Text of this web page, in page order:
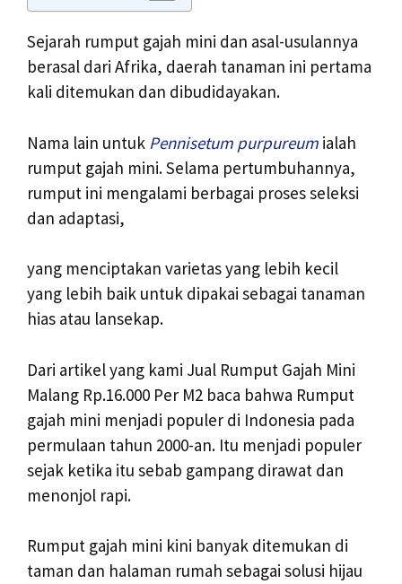
Sejarah rumput gajah mini dan asal-usulannya
berasal dari Afrika, daerah tanaman ini pertama
kali ditemukan dan dibudidayakan.
Nama lain untuk Pennisetum purpureum ialah
rumput gajah mini. Selama pertumbuhannya,
rumput ini mengalami berbagai proses seleksi
dan adaptasi,
yang menciptakan varietas yang lebih kecil
yang lebih baik untuk dipakai sebagai tanaman
hias atau lansekap.
Dari artikel yang kami Jual Rumput Gajah Mini
Malang Rp.16.000 Per M2 baca bahwa Rumput
gajah mini menjadi populer di Indonesia pada
permulaan tahun 2000-an. Itu menjadi populer
sejak ketika itu sebab gampang dirawat dan
menonjol rapi.
Rumput gajah mini kini banyak ditemukan di
taman dan halaman rumah sebagai solusi hijau